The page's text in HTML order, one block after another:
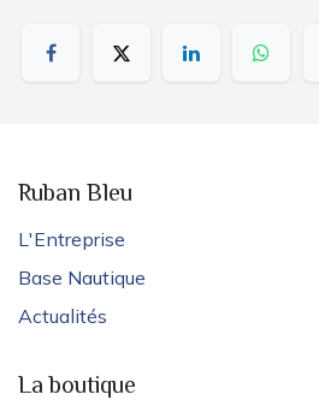
Ruban Bleu
L'Entreprise
Base Nautique
Actualités
La boutique